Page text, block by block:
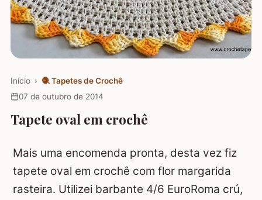
Início › 🧶 Tapetes de Crochê
07 de outubro de 2014
Tapete oval em crochê
Mais uma encomenda pronta, desta vez fiz
tapete oval em crochê com flor margarida
rasteira. Utilizei barbante 4/6 EuroRoma crú,